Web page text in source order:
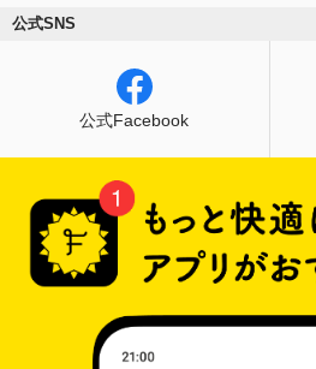
公式SNS
公式Facebook